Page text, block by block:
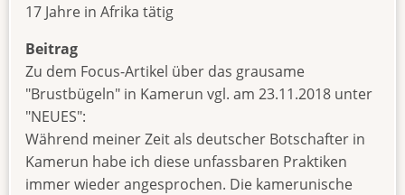
17 Jahre in Afrika tätig
Beitrag
Zu dem Focus-Artikel über das grausame
"Brustbügeln" in Kamerun vgl. am 23.11.2018 unter
"NEUES":
Während meiner Zeit als deutscher Botschafter in
Kamerun habe ich diese unfassbaren Praktiken
immer wieder angesprochen. Die kamerunische